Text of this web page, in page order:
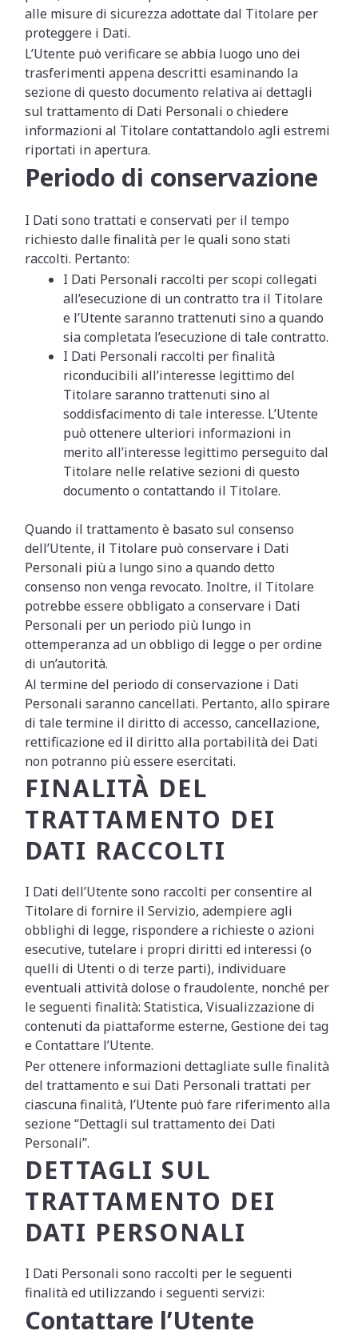
alle misure di sicurezza adottate dal Titolare per
proteggere i Dati.
L’Utente può verificare se abbia luogo uno dei
trasferimenti appena descritti esaminando la
sezione di questo documento relativa ai dettagli
sul trattamento di Dati Personali o chiedere
informazioni al Titolare contattandolo agli estremi
riportati in apertura.
Periodo di conservazione
I Dati sono trattati e conservati per il tempo
richiesto dalle finalità per le quali sono stati
raccolti. Pertanto:
I Dati Personali raccolti per scopi collegati
all’esecuzione di un contratto tra il Titolare
e l’Utente saranno trattenuti sino a quando
sia completata l’esecuzione di tale contratto.
I Dati Personali raccolti per finalità
riconducibili all’interesse legittimo del
Titolare saranno trattenuti sino al
soddisfacimento di tale interesse. L’Utente
può ottenere ulteriori informazioni in
merito all’interesse legittimo perseguito dal
Titolare nelle relative sezioni di questo
documento o contattando il Titolare.
Quando il trattamento è basato sul consenso
dell’Utente, il Titolare può conservare i Dati
Personali più a lungo sino a quando detto
consenso non venga revocato. Inoltre, il Titolare
potrebbe essere obbligato a conservare i Dati
Personali per un periodo più lungo in
ottemperanza ad un obbligo di legge o per ordine
di un’autorità.
Al termine del periodo di conservazione i Dati
Personali saranno cancellati. Pertanto, allo spirare
di tale termine il diritto di accesso, cancellazione,
rettificazione ed il diritto alla portabilità dei Dati
non potranno più essere esercitati.
FINALITÀ DEL
TRATTAMENTO DEI
DATI RACCOLTI
I Dati dell’Utente sono raccolti per consentire al
Titolare di fornire il Servizio, adempiere agli
obblighi di legge, rispondere a richieste o azioni
esecutive, tutelare i propri diritti ed interessi (o
quelli di Utenti o di terze parti), individuare
eventuali attività dolose o fraudolente, nonché per
le seguenti finalità: Statistica, Visualizzazione di
contenuti da piattaforme esterne, Gestione dei tag
e Contattare l’Utente.
Per ottenere informazioni dettagliate sulle finalità
del trattamento e sui Dati Personali trattati per
ciascuna finalità, l’Utente può fare riferimento alla
sezione “Dettagli sul trattamento dei Dati
Personali”.
DETTAGLI SUL
TRATTAMENTO DEI
DATI PERSONALI
I Dati Personali sono raccolti per le seguenti
finalità ed utilizzando i seguenti servizi:
Contattare l’Utente